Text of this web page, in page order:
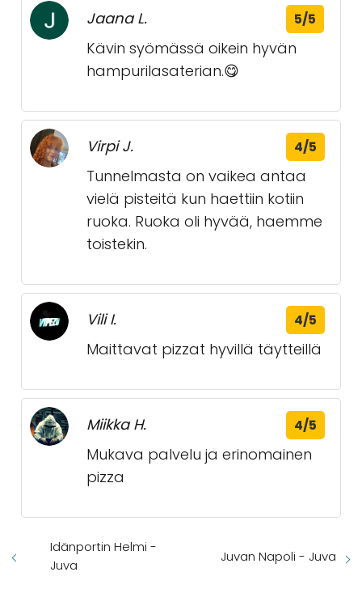
Jaana L. 5/5
Kävin syömässä oikein hyvän
hampurilasaterian.😋
Virpi J. 4/5
Tunnelmasta on vaikea antaa
vielä pisteitä kun haettiin kotiin
ruoka. Ruoka oli hyvää, haemme
toistekin.
Vili I. 4/5
Maittavat pizzat hyvillä täytteillä
Miikka H. 4/5
Mukava palvelu ja erinomainen
pizza
Idänportin Helmi -
Juva
Juvan Napoli - Juva